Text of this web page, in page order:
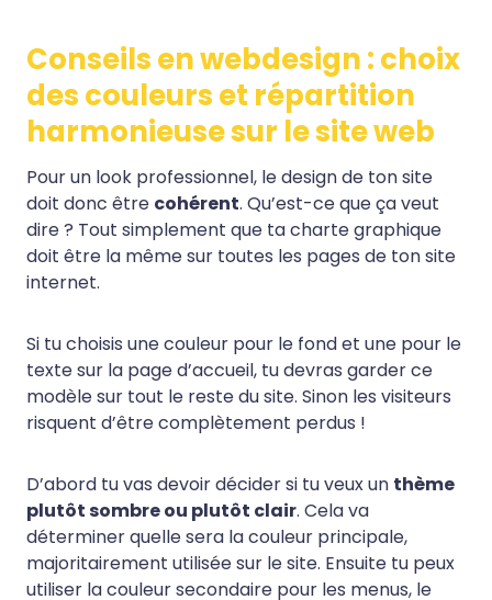
Conseils en webdesign : choix
des couleurs et répartition
harmonieuse sur le site web
Pour un look professionnel, le design de ton site
doit donc être cohérent. Qu’est-ce que ça veut
dire ? Tout simplement que ta charte graphique
doit être la même sur toutes les pages de ton site
internet.
Si tu choisis une couleur pour le fond et une pour le
texte sur la page d’accueil, tu devras garder ce
modèle sur tout le reste du site. Sinon les visiteurs
risquent d’être complètement perdus !
D’abord tu vas devoir décider si tu veux un thème
plutôt sombre ou plutôt clair. Cela va
déterminer quelle sera la couleur principale,
majoritairement utilisée sur le site. Ensuite tu peux
utiliser la couleur secondaire pour les menus, le